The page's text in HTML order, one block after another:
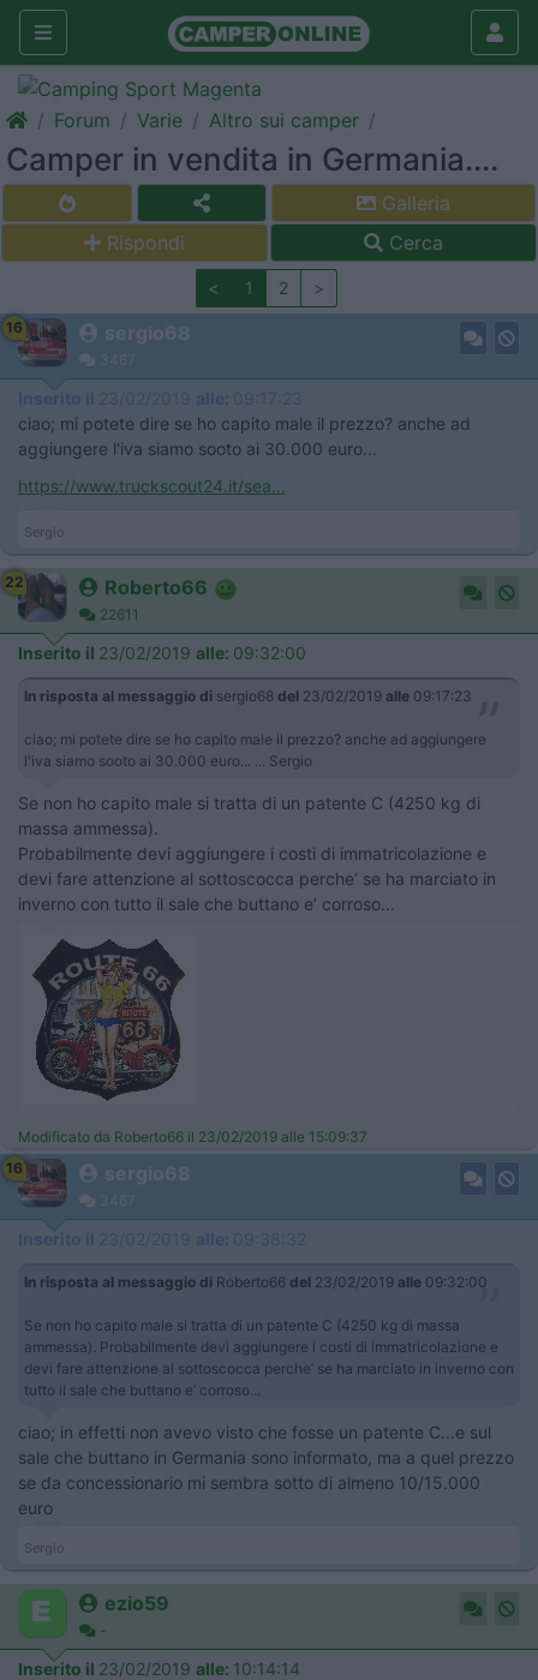
Forum Varie Altro sui camper
Camper in vendita in Germania....
Galleria
Rispondi
Cerca
< 1 2 >
16 sergio68
3467
Inserito il 23/02/2019 alle: 09:17:23
ciao; mi potete dire se ho capito male il prezzo? anche ad
aggiungere l'iva siamo sooto ai 30.000 euro...
https://www.truckscout24.it/sea...
Sergio
22 Roberto66
22611
Inserito il 23/02/2019 alle: 09:32:00
In risposta al messaggio di sergio68 del 23/02/2019 alle 09:17:23
ciao; mi potete dire se ho capito male il prezzo? anche ad aggiungere
l'iva siamo sooto ai 30.000 euro... ... Sergio
Se non ho capito male si tratta di un patente C (4250 kg di
massa ammessa).
Probabilmente devi aggiungere i costi di immatricolazione e
devi fare attenzione al sottoscocca perche’ se ha marciato in
inverno con tutto il sale che buttano e’ corroso...
Modificato da Roberto66 il 23/02/2019 alle 15:09:37
16
sergio68
3467
Inserito il 23/02/2019 alle: 09:38:32
In risposta al messaggio di Roberto66 del 23/02/2019 alle 09:32:00
Se non ho capito male si tratta di un patente C (4250 kg di massa
ammessa). Probabilmente devi aggiungere i costi di immatricolazione e
devi fare attenzione al sottoscocca perche’ se ha marciato in inverno con
tutto il sale che buttano e’ corroso...
ciao; in effetti non avevo visto che fosse un patente C...e sul
sale che buttano in Germania sono informato, ma a quel prezzo
se da concessionario mi sembra sotto di almeno 10/15.000
euro
Sergio
ezio59
-
Inserito il 23/02/2019 alle: 10:14:14